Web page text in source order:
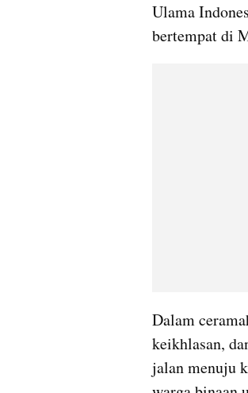
Ulama
bertempat di
Dalam
keikhlasan,
jalan menuju